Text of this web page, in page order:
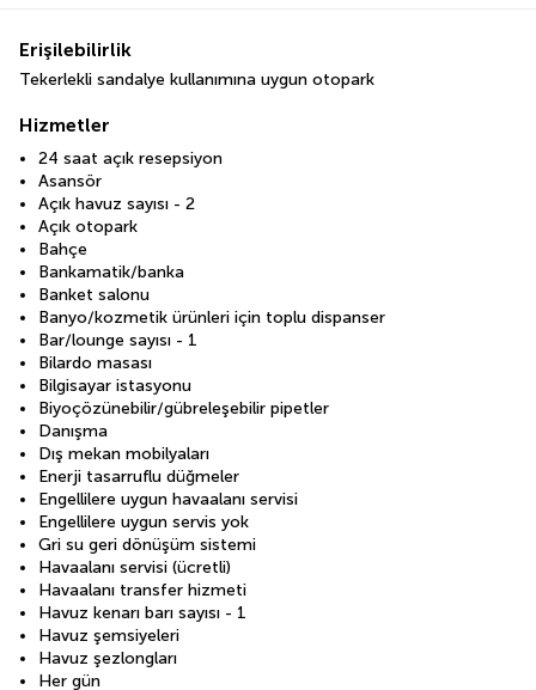
Erişilebilirlik
Tekerlekli sandalye kullanımına uygun otopark
Hizmetler
24 saat açık resepsiyon
Asansör
Açık havuz sayısı - 2
Açık otopark
Bahçe
Bankamatik/banka
Banket salonu
Banyo/kozmetik ürünleri için toplu dispanser
Bar/lounge sayısı - 1
Bilardo masası
Bilgisayar istasyonu
Biyoçözünebilir/gübreleşebilir pipetler
Danışma
Dış mekan mobilyaları
Enerji tasarruflu düğmeler
Engellilere uygun havaalanı servisi
Engellilere uygun servis yok
Gri su geri dönüşüm sistemi
Havaalanı servisi (ücretli)
Havaalanı transfer hizmeti
Havuz kenarı barı sayısı - 1
Havuz şemsiyeleri
Havuz şezlongları
Her gün